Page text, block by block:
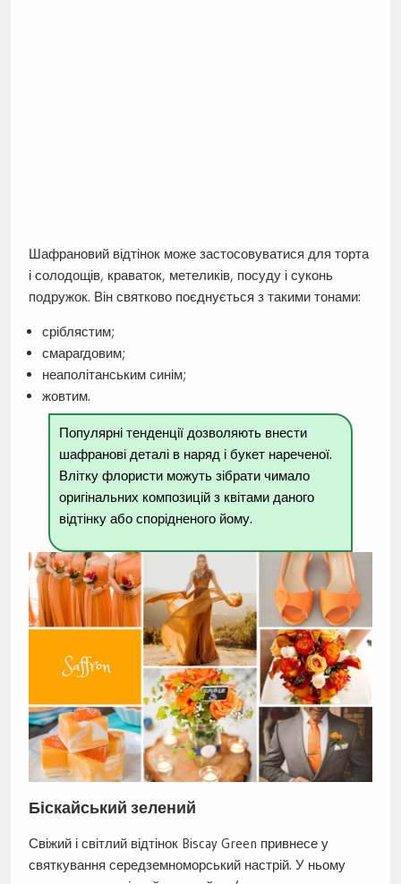
Шафрановий відтінок може застосовуватися для торта
і солодощів, краваток, метеликів, посуду і суконь
подружок. Він святково поєднується з такими тонами:
сріблястим;
смарагдовим;
неаполітанським синім;
жовтим.
Популярні тенденції дозволяють внести
шафранові деталі в наряд і букет нареченої.
Влітку флористи можуть зібрати чимало
оригінальних композицій з квітами даного
відтінку або спорідненого йому.
Біскайський зелений
Свіжий і світлий відтінок Biscay Green привнесе у
святкування середземноморський настрій. У ньому